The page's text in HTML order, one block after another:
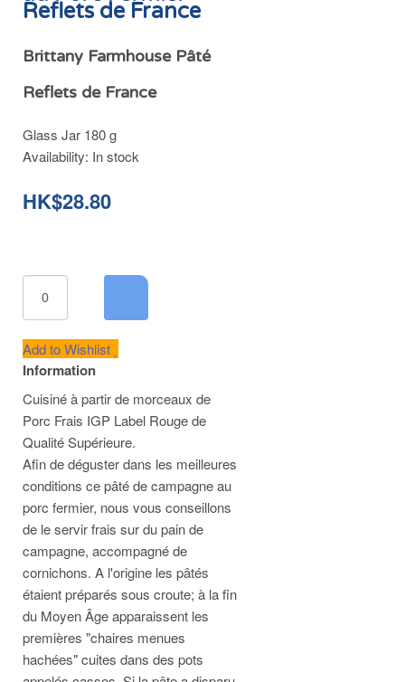
Reflets de France
Brittany Farmhouse Pâté
Reflets de France
Glass Jar 180 g
Availability: In stock
HK$28.80
Add to Wishlist
Information
Cuisiné à partir de morceaux de
Porc Frais IGP Label Rouge de
Qualité Supérieure.
Afin de déguster dans les meilleures
conditions ce pâté de campagne au
porc fermier, nous vous conseillons
de le servir frais sur du pain de
campagne, accompagné de
cornichons. A l'origine les pâtés
étaient préparés sous croute; à la fin
du Moyen Âge apparaissent les
premières "chaires menues
hachées" cuites dans des pots